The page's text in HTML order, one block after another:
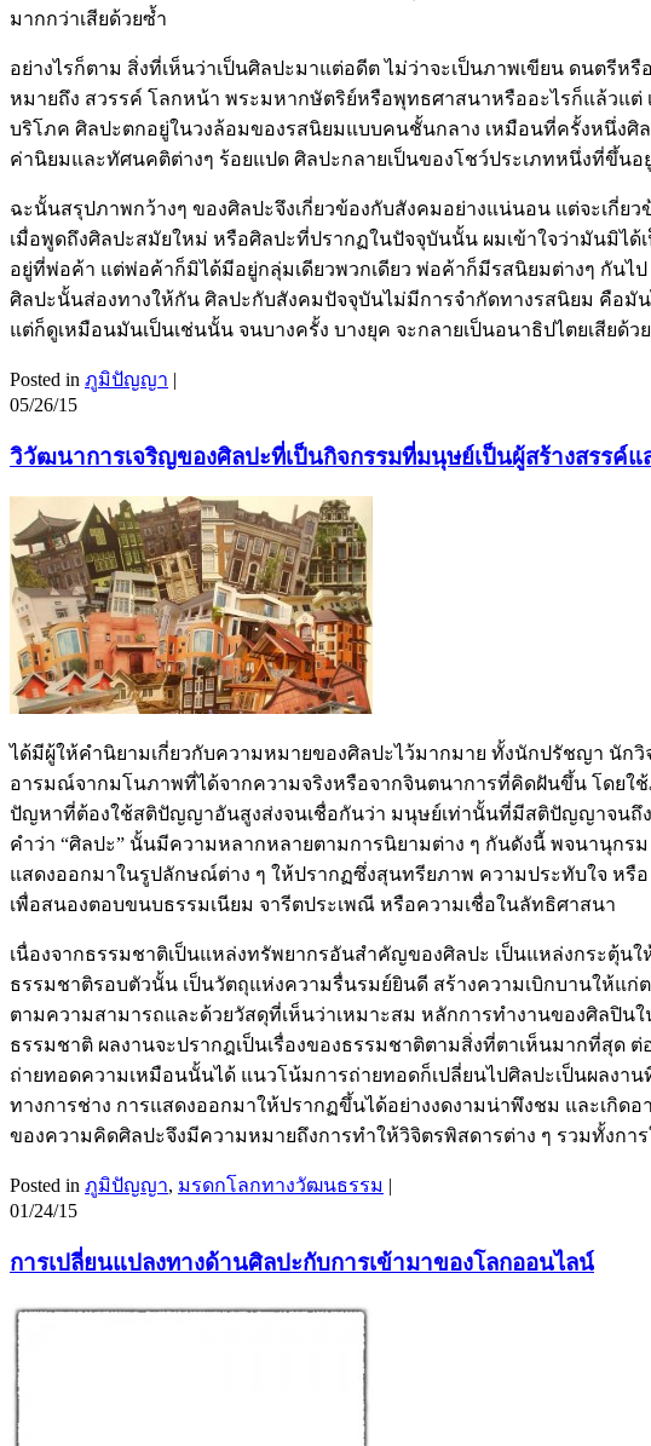
มากกว่าเสียด้วยซ้ำ
อย่างไรก็ตาม สิ่งที่เห็นว่าเป็นศิลปะมาแต่อดีต ไม่ว่าจะเป็นภาพเขียน ดนต
หมายถึง สวรรค์ โลกหน้า พระมหากษัตริย์หรือพุทธศาสนาหรืออะไรก็แล้วแต่
บริโภค ศิลปะตกอยู่ในวงล้อมของรสนิยมแบบคนชั้นกลาง เหมือนที่ครั้งหนึ่ง
ค่านิยมและทัศนคติต่างๆ ร้อยแปด ศิลปะกลายเป็นของโชว์ประเภทหนึ่งที่ขึ้นอ
ฉะนั้นสรุปภาพกว้างๆ ของศิลปะจึงเกี่ยวข้องกับสังคมอย่างแน่นอน แต่จะเกี่
เมื่อพูดถึงศิลปะสมัยใหม่ หรือศิลปะที่ปรากฏในปัจจุบันนั้น ผมเข้าใจว่ามันมิไ
อยู่ที่พ่อค้า แต่พ่อค้าก็มิได้มีอยู่กลุ่มเดียวพวกเดียว พ่อค้าก็มีรสนิยมต่างๆ กัน
ศิลปะนั้นส่องทางให้กัน ศิลปะกับสังคมปัจจุบันไม่มีการจำกัดทางรสนิยม คือมั
แต่ก็ดูเหมือนมันเป็นเช่นนั้น จนบางครั้ง บางยุค จะกลายเป็นอนาธิปไตยเสียด้ว
Posted in ภูมิปัญญา |
05/26/15
วิวัฒนาการเจริญของศิลปะที่เป็นกิจกรรมที่มนุษย์เป็นผู้สร้างสรรค์แ
ได้มีผู้ให้คำนิยามเกี่ยวกับความหมายของศิลปะไว้มากมาย ทั้งนักปรัชญา นัก
อารมณ์จากมโนภาพที่ได้จากความจริงหรือจากจินตนาการที่คิดฝันขึ้น โดยใ
ปัญหาที่ต้องใช้สติปัญญาอันสูงส่งจนเชื่อกันว่า มนุษย์เท่านั้นที่มีสติปัญญาจนถึ
คำว่า “ศิลปะ” นั้นมีความหลากหลายตามการนิยามต่าง ๆ กันดังนี้ พจนานุก
แสดงออกมาในรูปลักษณ์ต่าง ๆ ให้ปรากฏซึ่งสุนทรียภาพ ความประทับใจ ห
เพื่อสนองตอบขนบธรรมเนียม จารีตประเพณี หรือความเชื่อในลัทธิศาสนา
เนื่องจากธรรมชาติเป็นแหล่งทรัพยากรอันสำคัญของศิลปะ เป็นแหล่งกระตุ้น
ธรรมชาติรอบตัวนั้น เป็นวัตถุแห่งความรื่นรมย์ยินดี สร้างความเบิกบานให้แ
ตามความสามารถและด้วยวัสดุที่เห็นว่าเหมาะสม หลักการทำงานของศิลปิน
ธรรมชาติ ผลงานจะปรากฎเป็นเรื่องของธรรมชาติตามสิ่งที่ตาเห็นมากที่สุ
ถ่ายทอดความเหมือนนั้นได้ แนวโน้มการถ่ายทอดก็เปลี่ยนไปศิลปะเป็นผล
ทางการช่าง การแสดงออกมาให้ปรากฏขึ้นได้อย่างงดงามน่าพึงชม และเกิ
ของความคิดศิลปะจึงมีความหมายถึงการทำให้วิจิตรพิสดารต่าง ๆ รวมทั้งก
Posted in ภูมิปัญญา, มรดกโลกทางวัฒนธรรม |
01/24/15
การเปลี่ยนแปลงทางด้านศิลปะกับการเข้ามาของโลกออนไลน์